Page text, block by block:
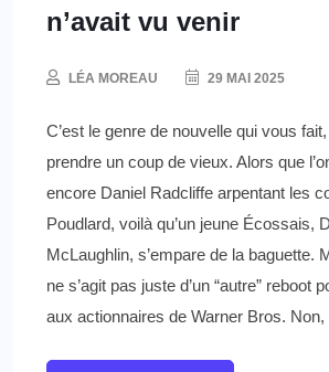
n’avait vu venir
LÉA MOREAU 29 MAI 2025
C’est le genre de nouvelle qui vous
prendre un coup de vieux. Alors que
encore Daniel Radcliffe arpentant les
Poudlard, voilà qu’un jeune Écossais,
McLaughlin, s’empare de la baguette.
ne s’agit pas juste d’un “autre” reboot
aux actionnaires de Warner Bros.